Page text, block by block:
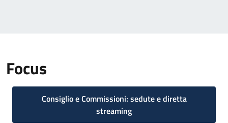
Focus
Consiglio e Commissioni: sedute e diretta
streaming